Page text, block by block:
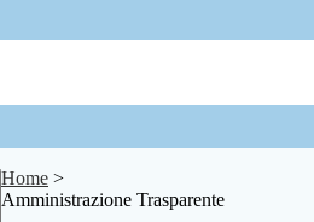
Home >
Amministrazione Trasparente